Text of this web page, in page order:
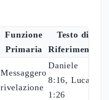
Funzione
Primaria
Testo di
Riferimento
Messaggero
rivelazione
Daniele
8:16, Luca
1:26